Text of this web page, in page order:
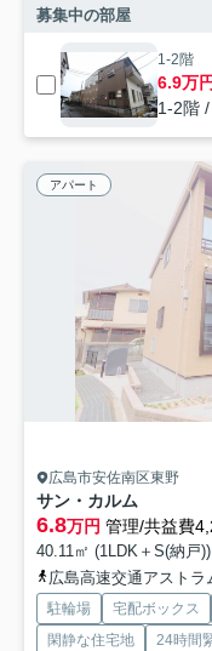
募集中の部屋
1-2階
6.9万円
1-2階
アパート
広島市安佐南区東野
サン・カルム
6.8万円 管理/共益費
40.11㎡ (1LDK＋S(納戸
広島高速交通アスト
駐輪場 宅配ボックス
閑静な住宅地
24時間